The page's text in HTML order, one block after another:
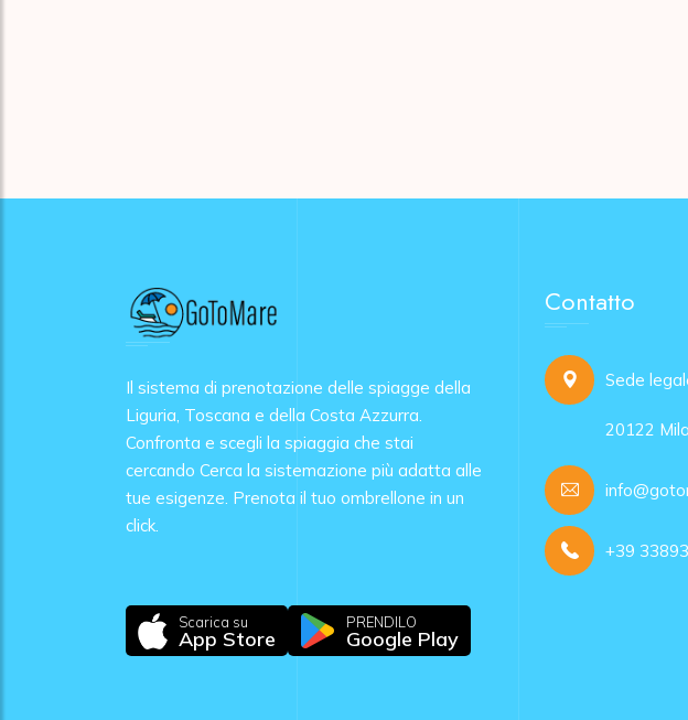
Il sistema di prenotazione delle spiagge della
Liguria, Toscana e della Costa Azzurra.
Confronta e scegli la spiaggia che stai
cercando Cerca la sistemazione più adatta alle
tue esigenze. Prenota il tuo ombrellone in un
click.
Scarica su
App Store
PRENDILO
Google Play
Contatto
Sede
20122
+39